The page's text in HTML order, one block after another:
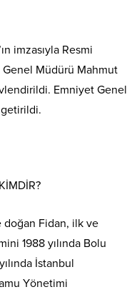
imzasıyla Resmi
Genel Müdürü Mahmut
Emniyet Genel
doğan Fidan, ilk ve
1988 yılında Bolu
İstanbul
Yönetimi